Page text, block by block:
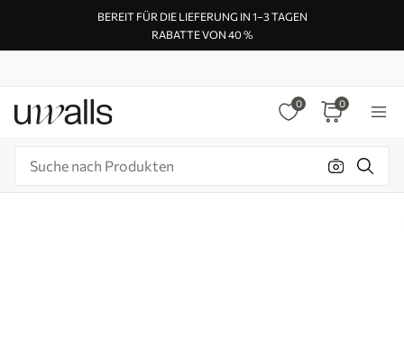
BEREIT FÜR DIE LIEFERUNG IN 1–3 TAGEN
RABATTE VON 40 %
0 0